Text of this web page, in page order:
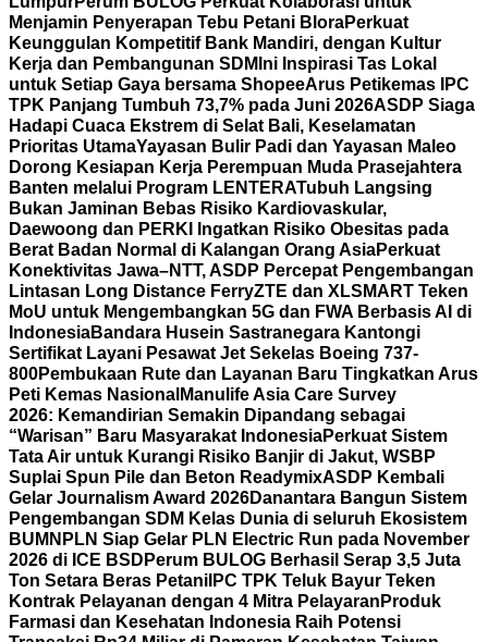
Menjamin Penyerapan Tebu Petani BloraPerkuat
Keunggulan Kompetitif Bank Mandiri, dengan Kultur
Kerja dan Pembangunan SDM Ini Inspirasi Tas Lokal
untuk Setiap Gaya bersama ShopeeArus Petikemas IPC
TPK Panjang Tumbuh 73,7% pada Juni 2026ASDP Siaga
Hadapi Cuaca Ekstrem di Selat Bali, Keselamatan
Prioritas UtamaYayasan Bulir Padi dan Yayasan Maleo
Dorong Kesiapan Kerja Perempuan Muda Prasejahtera
Banten melalui Program LENTERATubuh Langsing
Bukan Jaminan Bebas Risiko Kardiovaskular,
Daewoong dan PERKI Ingatkan Risiko Obesitas pada
Berat Badan Normal di Kalangan Orang AsiaPerkuat
Konektivitas Jawa–NTT, ASDP Percepat Pengembangan
Lintasan Long Distance FerryZTE dan XLSMART Teken
MoU untuk Mengembangkan 5G dan FWA Berbasis AI di
IndonesiaBandara Husein Sastranegara Kantongi
Sertifikat Layani Pesawat Jet Sekelas Boeing 737-
800Pembukaan Rute dan Layanan Baru Tingkatkan Arus
Peti Kemas Nasional Manulife Asia Care Survey
2026: Kemandirian Semakin Dipandang sebagai
“Warisan” Baru Masyarakat IndonesiaPerkuat Sistem
Tata Air untuk Kurangi Risiko Banjir di Jakut, WSBP
Suplai Spun Pile dan Beton ReadymixASDP Kembali
Gelar Journalism Award 2026Danantara Bangun Sistem
Pengembangan SDM Kelas Dunia di seluruh Ekosistem
BUMN PLN Siap Gelar PLN Electric Run pada November
2026 di ICE BSD Perum BULOG Berhasil Serap 3,5 Juta
Ton Setara Beras Petani IPC TPK Teluk Bayur Teken
Kontrak Pelayanan dengan 4 Mitra Pelayaran Produk
Farmasi dan Kesehatan Indonesia Raih Potensi